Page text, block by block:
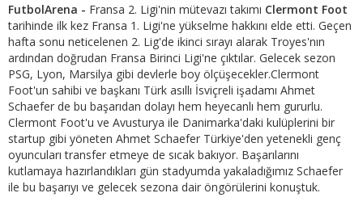
FutbolArena - Fransa 2. Ligi'nin mütevazı takımı Clermont Foot
tarihinde ilk kez Fransa 1. Ligi'ne yükselme hakkını elde etti. Geçen
hafta sonu neticelenen 2. Lig'de ikinci sırayı alarak Troyes'nın
ardından doğrudan Fransa Birinci Ligi'ne çıktılar. Gelecek sezon
PSG, Lyon, Marsilya gibi devlerle boy ölçüşecekler.Clermont
Foot'un sahibi ve başkanı Türk asıllı İsviçreli işadamı Ahmet
Schaefer de bu başarıdan dolayı hem heyecanlı hem gururlu.
Clermont Foot'u ve Avusturya ile Danimarka'daki kulüplerini bir
startup gibi yöneten Ahmet Schaefer Türkiye'den yetenekli genç
oyuncuları transfer etmeye de sıcak bakıyor. Başarılarını
kutlamaya hazırlandıkları gün stadyumda yakaladığımız Schaefer
ile bu başarıyı ve gelecek sezona dair öngörülerini konuştuk.